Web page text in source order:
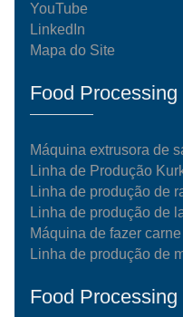
YouTube
LinkedIn
Mapa do Site
Food Processing
Máquina extrusora de
Linha de Produção
Linha de produção de
Linha de produção de
Máquina de fazer
Linha de produção de
Food Processing